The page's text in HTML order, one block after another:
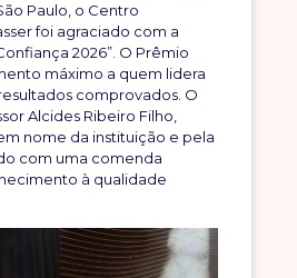
Paulo, o Centro
foi agraciado com a
2026”. O Prêmio
máximo a quem lidera
comprovados. O
Alcides Ribeiro Filho,
nome da instituição e pela
com uma comenda
à qualidade